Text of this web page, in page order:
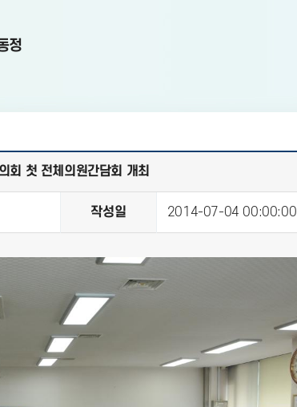
정
회 첫 전체의원간담회 개최
작성일 2014-07-04 00:00:00